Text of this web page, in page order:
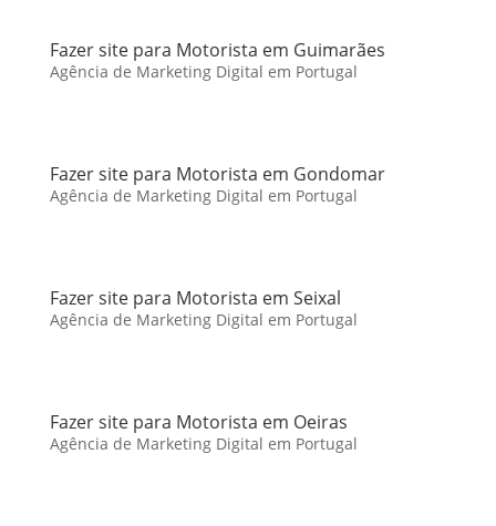
Fazer site para Motorista em Guimarães
Agência de Marketing Digital em Portugal
Fazer site para Motorista em Gondomar
Agência de Marketing Digital em Portugal
Fazer site para Motorista em Seixal
Agência de Marketing Digital em Portugal
Fazer site para Motorista em Oeiras
Agência de Marketing Digital em Portugal